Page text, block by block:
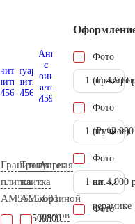
Гранитная
плитка
AM5655
34.500
Тротуарная
плитка
AM5601
2.800
Ангел
с
корзиной
цветов
Фото
1 шт.4.900
Фото
(Ручное)
1 шт.
Фото
на
керамике
1 шт. 4.900
Фото